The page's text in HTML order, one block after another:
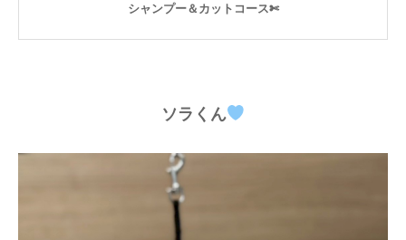
シャンプー＆カットコース✄
ソラくん